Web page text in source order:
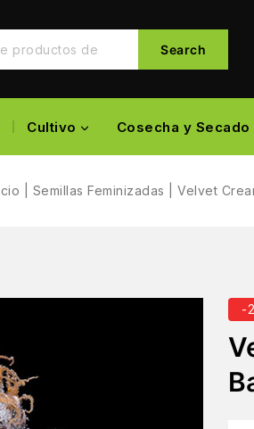
Search
Cultivo Cosecha y Secado
Semillas Feminizadas |Velvet
-